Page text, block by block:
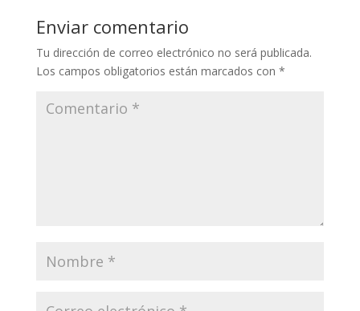
Enviar comentario
Tu dirección de correo electrónico no será publicada.
Los campos obligatorios están marcados con *